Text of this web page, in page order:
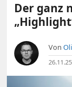
Der ganz
Von